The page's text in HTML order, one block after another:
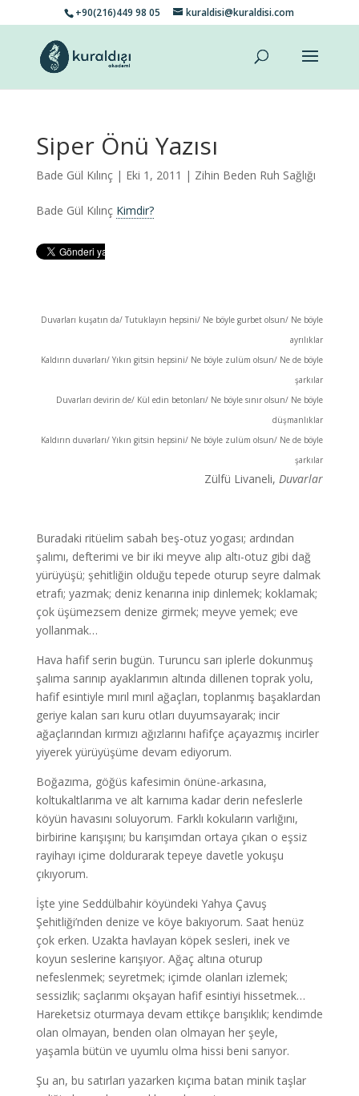
+90(216)449 98 05 kuraldisi@kuraldisi.com
Siper Önü Yazısı
Bade Gül Kılınç| Eki 1, 2011 | Zihin Beden Ruh Sağlığı
Bade Gül Kılınç Kimdir?
Duvarları kuşatın da/ Tutuklayın hepsini/ Ne böyle gurbet olsun/ Ne böyle
ayrılıklar
Kaldırın duvarları/ Yıkın gitsin hepsini/ Ne böyle zulüm olsun/ Ne de böyle
şarkılar
Duvarları devirin de/ Kül edin betonları/ Ne böyle sınır olsun/ Ne böyle
düşmanlıklar
Kaldırın duvarları/ Yıkın gitsin hepsini/ Ne böyle zulüm olsun/ Ne de böyle
şarkılar
Zülfü Livaneli,Duvarlar
Buradaki ritüelim sabah beş-otuz yogası; ardından
şalımı, defterimi ve bir iki meyve alıp altı-otuz gibi dağ
yürüyüşü; şehitliğin olduğu tepede oturup seyre dalmak
etrafı; yazmak; deniz kenarına inip dinlemek; koklamak;
çok üşümezsem denize girmek; meyve yemek; eve
yollanmak…
Hava hafif serin bugün. Turuncu sarı iplerle dokunmuş
şalıma sarınıp ayaklarımın altında dillenen toprak yolu,
hafif esintiyle mırıl mırıl ağaçları, toplanmış başaklardan
geriye kalan sarı kuru otları duyumsayarak; incir
ağaçlarından kırmızı ağızlarını hafifçe açayazmış incirler
yiyerek yürüyüşüme devam ediyorum.
Boğazıma, göğüs kafesimin önüne-arkasına,
koltukaltlarıma ve alt karnıma kadar derin nefeslerle
köyün havasını soluyorum. Farklı kokuların varlığını,
birbirine karışışını; bu karışımdan ortaya çıkan o eşsiz
rayihayı içime doldurarak tepeye davetle yokuşu
çıkıyorum.
İşte yine Seddülbahir köyündeki Yahya Çavuş
Şehitliği’nden denize ve köye bakıyorum. Saat henüz
çok erken. Uzakta havlayan köpek sesleri, inek ve
koyun seslerine karışıyor. Ağaç altına oturup
nefeslenmek; seyretmek; içimde olanları izlemek;
sessizlik; saçlarımı okşayan hafif esintiyi hissetmek…
Hareketsiz oturmaya devam ettikçe barışıklık; kendimde
olan olmayan, benden olan olmayan her şeyle,
yaşamla bütün ve uyumlu olma hissi beni sarıyor.
Şu an, bu satırları yazarken kıçıma batan minik taşlar